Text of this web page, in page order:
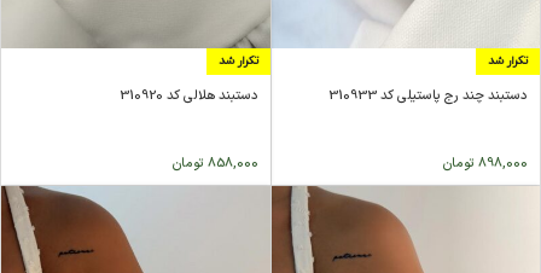
تکرار شد
دستبند چند رج پاستیلی کد 310933
898,000 تومان
تکرار شد
دستبند هلالی کد 310920
858,000 تومان